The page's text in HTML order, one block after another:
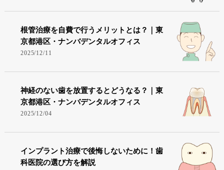
根管治療を自費で行うメリットとは？｜東
京都港区・ナンバデンタルオフィス
2025/12/11
神経のない歯を放置するとどうなる？｜東
京都港区・ナンバデンタルオフィス
2025/12/04
インプラント治療で後悔しないために！歯
科医院の選び方を解説